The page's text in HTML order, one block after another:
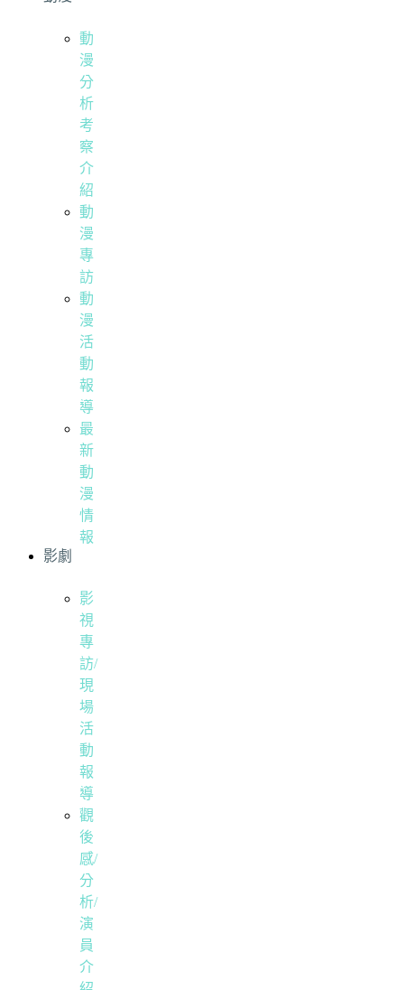
動
漫
分
析
考
察
介
紹
動
漫
專
訪
動
漫
活
動
報
導
最
新
動
漫
情
報
影劇
影
視
專
訪/
現
場
活
動
報
導
觀
後
感/
分
析/
演
員
介